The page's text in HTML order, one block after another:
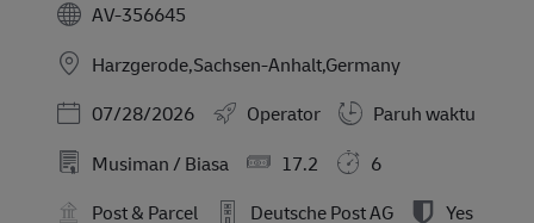
AV-356645
Harzgerode,Sachsen-Anhalt,Germany
Posted Date
07/28/2026 Operator
Paruh waktu
Musiman / Biasa
17.2
6
Post & Parcel
Deutsche Post AG Yes